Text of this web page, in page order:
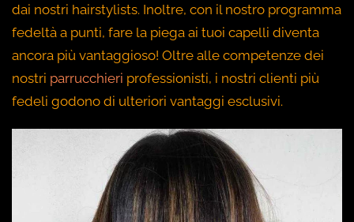
dai nostri hairstylists. Inoltre, con il nostro programma
fedeltà a punti, fare la piega ai tuoi capelli diventa
ancora più vantaggioso! Oltre alle competenze dei
nostri parrucchieri professionisti, i nostri clienti più
fedeli godono di ulteriori vantaggi esclusivi.